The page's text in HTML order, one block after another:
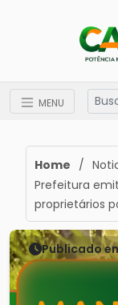
MENU
Home /
Prefeitura
proprietários
Publicado